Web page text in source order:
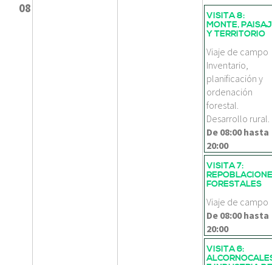
08
VISITA 8:
MONTE,
Y TERRITORIO
Viaje de campo
Inventario,
planificación y
ordenación
forestal.
Desarrollo rural.
De 08:00hasta
20:00
VISITA 7:
FORESTALES
Viaje de campo
De 08:00hasta
20:00
VISITA 6: